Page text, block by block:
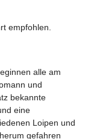
empfohlen.
alle am
und
bekannte
eine
Loipen und
gefahren